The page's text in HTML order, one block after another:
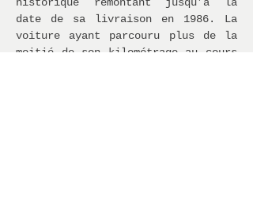
date de sa livraison en 1986. La
voiture ayant parcouru plus de la
moitié de son kilométrage au cours